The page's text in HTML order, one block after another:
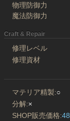
物理防御力
魔法防御力
Craft & Repair
修理レベル
修理資材
マテリア精製:○
分解:×
SHOP販売価格: